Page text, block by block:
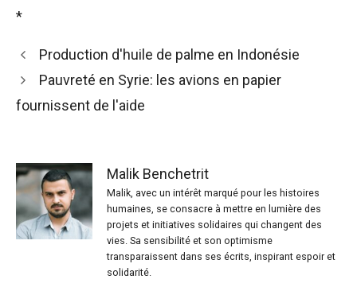
*
Production d'huile de palme en Indonésie
Pauvreté en Syrie: les avions en papier
fournissent de l'aide
Malik Benchetrit
Malik, avec un intérêt marqué pour les histoires
humaines, se consacre à mettre en lumière des
projets et initiatives solidaires qui changent des
vies. Sa sensibilité et son optimisme
transparaissent dans ses écrits, inspirant espoir et
solidarité.